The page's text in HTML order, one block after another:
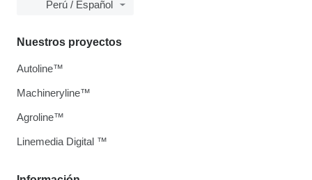
Perú / Español
Nuestros proyectos
Autoline™
Machineryline™
Agroline™
Linemedia Digital ™